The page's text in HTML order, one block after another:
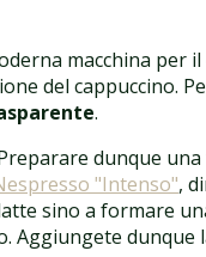
macchina per il
del cappuccino.
.
dunque
"Intenso",
sino a formare
Aggiungete dunque